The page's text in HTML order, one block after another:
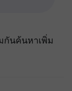
กันค้นหาเพิ่ม